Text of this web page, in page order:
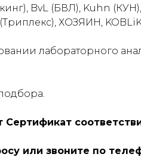
BvL (БВЛ), Kuhn (КУН),
ХОЗЯИН,
лабораторного
или звоните по